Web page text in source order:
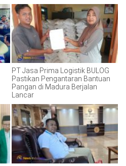
PT Jasa Prima Logistik BULOG
Pastikan Pengantaran Bantuan
Pangan di Madura Berjalan
Lancar